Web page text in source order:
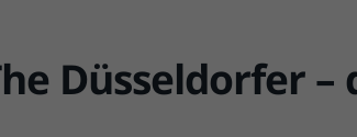
Grafenberger-Wald-